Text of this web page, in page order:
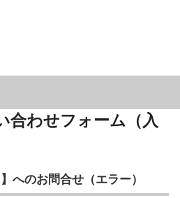
合わせフォーム（入
へのお問合せ（エラー）